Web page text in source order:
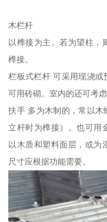
木栏杆
以榫接为主。若为望柱，
榫接。
栏板式栏杆 可采用现浇
可用砖砌。室内的还可考
扶手 多为木制的，常以木
立杆时为榫接）。也可用
以木质和塑料面层，或为
尺寸应根据功能需要。